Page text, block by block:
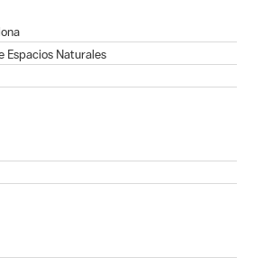
Espacios Naturales